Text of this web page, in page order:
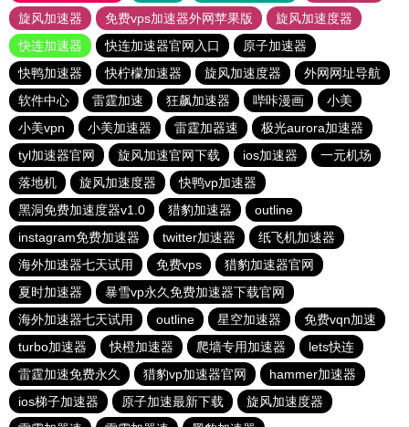
旋风加速器
免费vps加速器外网苹果版
旋风加速度器
快连加速器
快连加速器官网入口
原子加速器
快鸭加速器
快柠檬加速器 旋风加速度器
外网网址导航
软件中心
雷霆加速 狂飙加速器 哔咔漫画
小美
小美vpn
小美加速器 雷霆加器速
极光aurora加速器
tyl加速器官网
旋风加速官网下载 ios加速器
一元机场
落地机
旋风加速度器
快鸭vp加速器
黑洞免费加速度器v1.0
猎豹加速器
outline
instagram免费加速器
twitter加速器
纸飞机加速器
海外加速器七天试用
免费vps
猎豹加速器官网
夏时加速器
暴雪vp永久免费加速器下载官网
海外加速器七天试用
outline 星空加速器
免费vqn加速
turbo加速器
快橙加速器 爬墙专用加速器
lets快连
雷霆加速免费永久
猎豹vp加速器官网
hammer加速器
ios梯子加速器
原子加速最新下载
旋风加速度器